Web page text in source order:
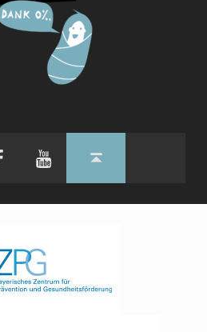
FacebookYouTubeBack to top ↑